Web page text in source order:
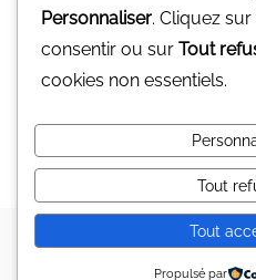
Facebook
Facebook
Copyright © 2024
Personnaliser. Cliquez sur
consentir ou sur Tout
cookies non essentiels.
Tout
Tout
Propulsé par